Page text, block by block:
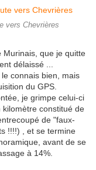
vers Chevrières
Murinais, que je quitte
délaissé ...
connais bien, mais
du GPS.
je grimpe celui-ci
constitué de
de "faux-
!!!!) , et se termine
avant de se
à 14%.